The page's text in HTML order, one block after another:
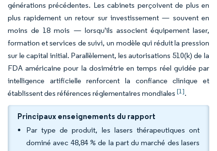
générations précédentes. Les cabinets perçoivent de plus en
plus rapidement un retour sur investissement — souvent en
moins de 18 mois — lorsqu'ils associent équipement laser,
formation et services de suivi, un modèle qui réduit la pression
sur le capital initial. Parallèlement, les autorisations 510(k) de la
FDA américaine pour la dosimétrie en temps réel guidée par
intelligence artificielle renforcent la confiance clinique et
établissent des références réglementaires mondiales [1].
Principaux enseignements du rapport
Par type de produit, les lasers thérapeutiques ont
dominé avec 48,84 % de la part du marché des lasers